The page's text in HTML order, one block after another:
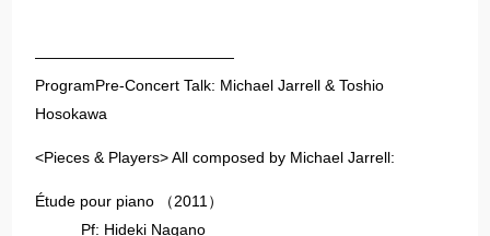
—————————————
ProgramPre-Concert Talk: Michael Jarrell & Toshio
Hosokawa
<Pieces & Players> All composed by Michael Jarrell:
Étude pour piano （2011）
Pf: Hideki Nagano